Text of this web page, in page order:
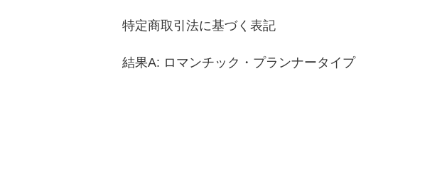
特定商取引法に基づく表記
結果A: ロマンチック・プランナータイプ